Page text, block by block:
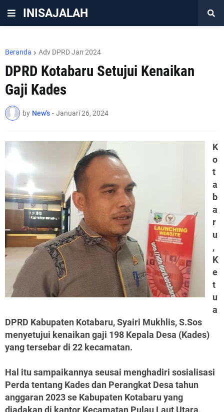
INISAJALAH
Beranda Adv DPRD Jan 2024
DPRD Kotabaru Setujui Kenaikan
Gaji Kades
by New's - Januari 26, 2024
K
o
t
a
b
a
r
u
,
K
e
t
u
a
DPRD Kabupaten Kotabaru, Syairi Mukhlis, S.Sos
menyetujui kenaikan gaji 198 Kepala Desa (Kades)
yang tersebar di 22 kecamatan.
Hal itu sampaikannya seusai menghadiri sosialisasi
Perda tentang Kades dan Perangkat Desa tahun
anggaran 2023 se Kabupaten Kotabaru yang
diadakan di kantor Kecamatan Pulau Laut Utara,